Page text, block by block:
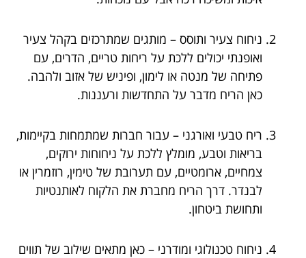
ניחוח צעיר ותוסס – מותגים שמתרכזים בקהל צעיר
ואופנתי יכולים ללכת על ריחות טריים, הדרים, עם
פתיחה של מנטה או לימון, ופיניש של אזוב ולהבה.
כאן הריח מדבר על התחדשות ורעננות.
ריח טבעי ואורגני – עבור חברות שמתמחות בקיימות,
בריאות וטבע, מומלץ ללכת על ניחוחות ירוקים,
צמחיים, ארומטיים, עם תערובת של טימין, רוזמרין או
לבנדר. דרך הריח מחברת את הלקוח לאותנטיות
ותחושת ביטחון.
ניחוח טכנולוגי ומודרני – כאן מתאים שילוב של תווים